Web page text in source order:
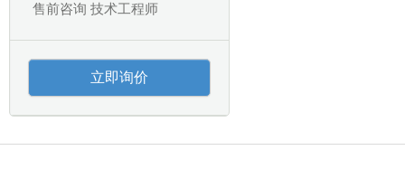
售前咨询 技术工程师
立即询价